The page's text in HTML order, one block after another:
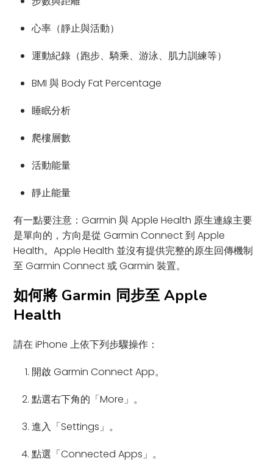
心率（靜止與活動）
運動紀錄（跑步、騎乘、游泳、肌力訓練等）
BMI 與 Body Fat Percentage
睡眠分析
爬樓層數
活動能量
靜止能量
有一點要注意：Garmin 與 Apple Health 原生連線主要
是單向的，方向是從 Garmin Connect 到 Apple
Health。Apple Health 並沒有提供完整的原生回傳機制
至 Garmin Connect 或 Garmin 裝置。
如何將 Garmin 同步至 Apple
Health
請在 iPhone 上依下列步驟操作：
開啟 Garmin Connect App。
點選右下角的「More」。
進入「Settings」。
點選「Connected Apps」。